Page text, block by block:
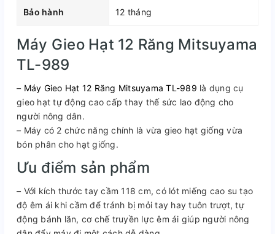
Bảo hành 12 tháng
Máy Gieo Hạt 12 Răng Mitsuyama
TL-989
– Máy Gieo Hạt 12 Răng Mitsuyama TL-989 là dụng cụ
gieo hạt tự động cao cấp thay thế sức lao động cho
người nông dân.
– Máy có 2 chức năng chính là vừa gieo hạt giống vừa
bón phân cho hạt giống.
Ưu điểm sản phẩm
– Với kích thước tay cầm 118 cm, có lót miếng cao su tạo
độ êm ái khi cầm để tránh bị mỏi tay hay tuôn trượt, tự
động bánh lăn, cơ chế truyền lực êm ái giúp người nông